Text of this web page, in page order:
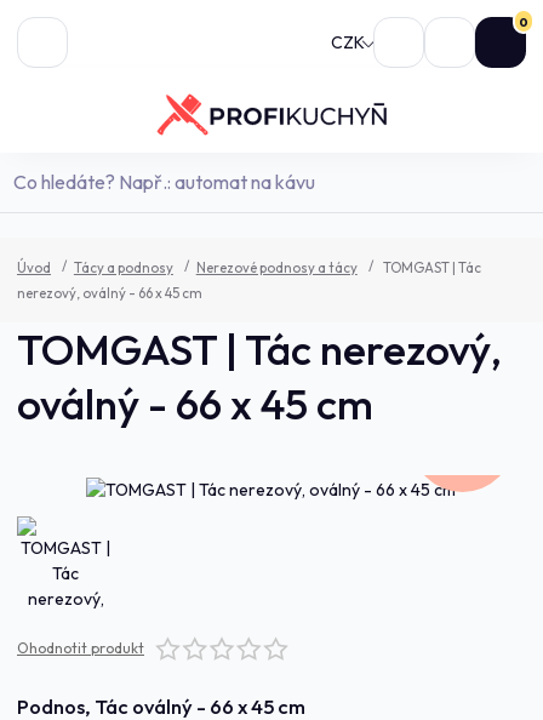
CZK
0
Úvod Tácy a podnosy Nerezové podnosy a tácy
TOMGAST | Tác
nerezový, oválný - 66 x 45 cm
TOMGAST | Tác nerezový,
oválný - 66 x 45 cm
Ohodnotit produkt
Podnos, Tác oválný - 66 x 45 cm